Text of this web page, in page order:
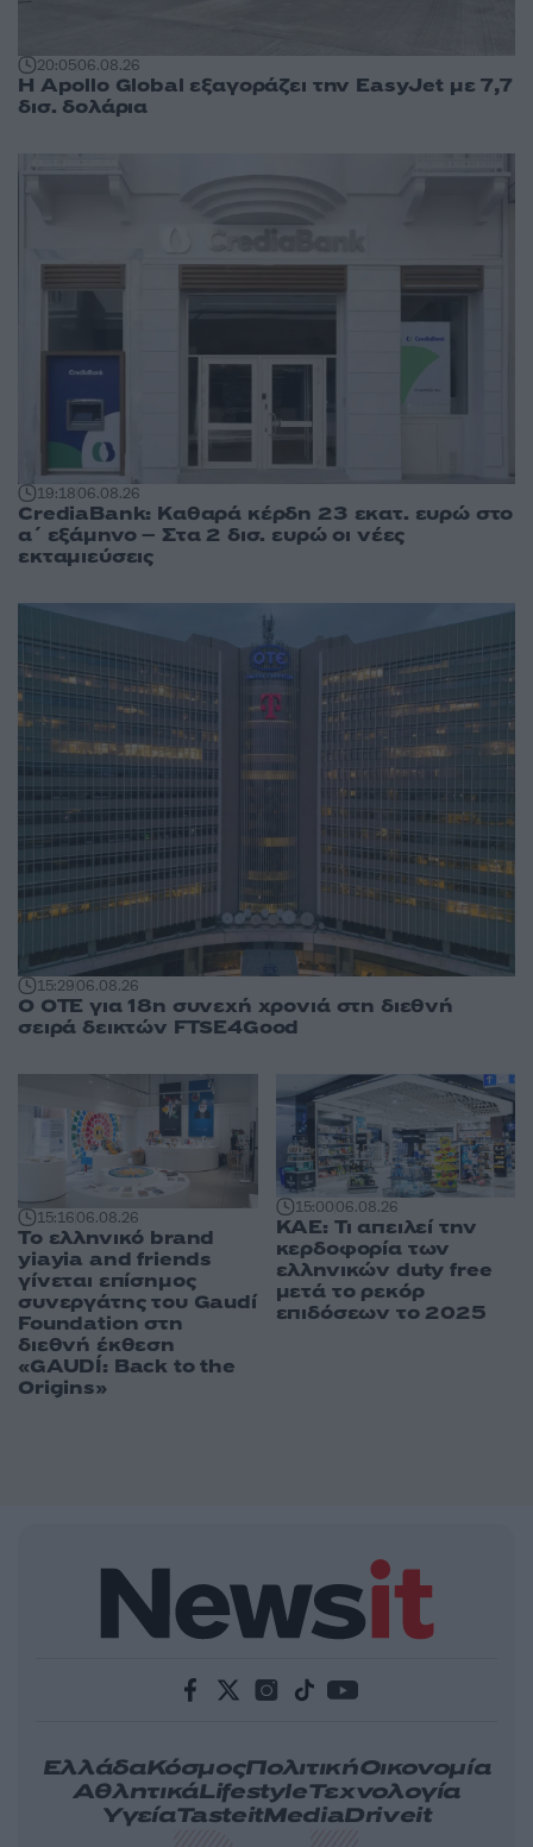
20:0506.08.26
Η Apollo Global εξαγοράζει την EasyJet με 7,7
δισ. δολάρια
19:1806.08.26
CrediaBank: Καθαρά κέρδη 23 εκατ. ευρώ στο
α΄ εξάμηνο – Στα 2 δισ. ευρώ οι νέες
εκταμιεύσεις
15:2906.08.26
Ο ΟΤΕ για 18η συνεχή χρονιά στη διεθνή
σειρά δεικτών FTSE4Good
15:1606.08.26
Το ελληνικό brand
yiayia and friends
γίνεται επίσημος
συνεργάτης του Gaudí
Foundation στη
διεθνή έκθεση
«GAUDÍ: Back to the
Origins»
15:0006.08.26
ΚΑΕ: Τι απειλεί την
κερδοφορία των
ελληνικών duty free
μετά το ρεκόρ
επιδόσεων το 2025
ΕλλάδαΚόσμοςΠολιτικήΟικονομία
ΑθλητικάLifestyleΤεχνολογία
ΥγείαTasteitMediaDriveit